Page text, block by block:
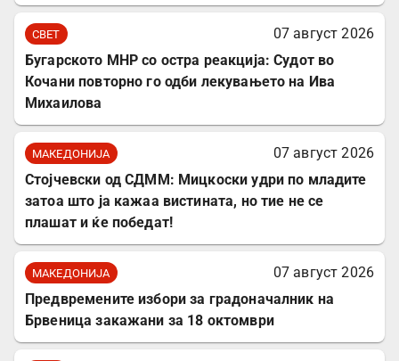
СВЕТ
07 август 2026
Бугарското МНР со остра реакција: Судот во
Кочани повторно го одби лекувањето на Ива
Михаилова
МАКЕДОНИЈА
07 август 2026
Стојчевски од СДММ: Мицкоски удри по младите
затоа што ја кажаа вистината, но тие не се
плашат и ќе победат!
МАКЕДОНИЈА
07 август 2026
Предвремените избори за градоначалник на
Брвеница закажани за 18 октомври